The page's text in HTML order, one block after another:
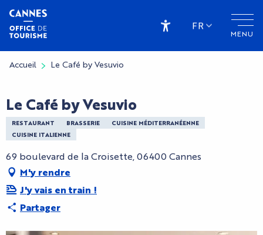
Aller
contenu
principal
MENU
Accessibilité
FR
Accueil Le Café by Vesuvio
Le Café by Vesuvio
RESTAURANT BRASSERIE
CUISINE MÉDITERRANÉENNE
CUISINE ITALIENNE
69 boulevard de la Croisette, 06400 Cannes
M'y rendre
J'y vais en train !
Partager